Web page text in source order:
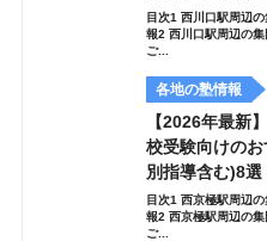
目次1 西川口駅周辺
報2 西川口駅周辺の
ご...
各地の塾情報
【2026年最新
校受験向けの
別指導含む)8選
目次1 西京極駅周辺
報2 西京極駅周辺の
ご...